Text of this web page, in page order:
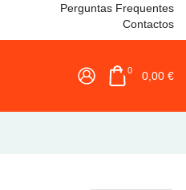
Perguntas Frequentes
Contactos
0 0,00 €